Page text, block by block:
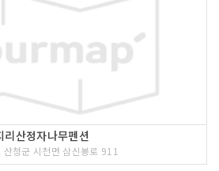
리산정자나무펜션
산청군 시천면 삼신봉로 911